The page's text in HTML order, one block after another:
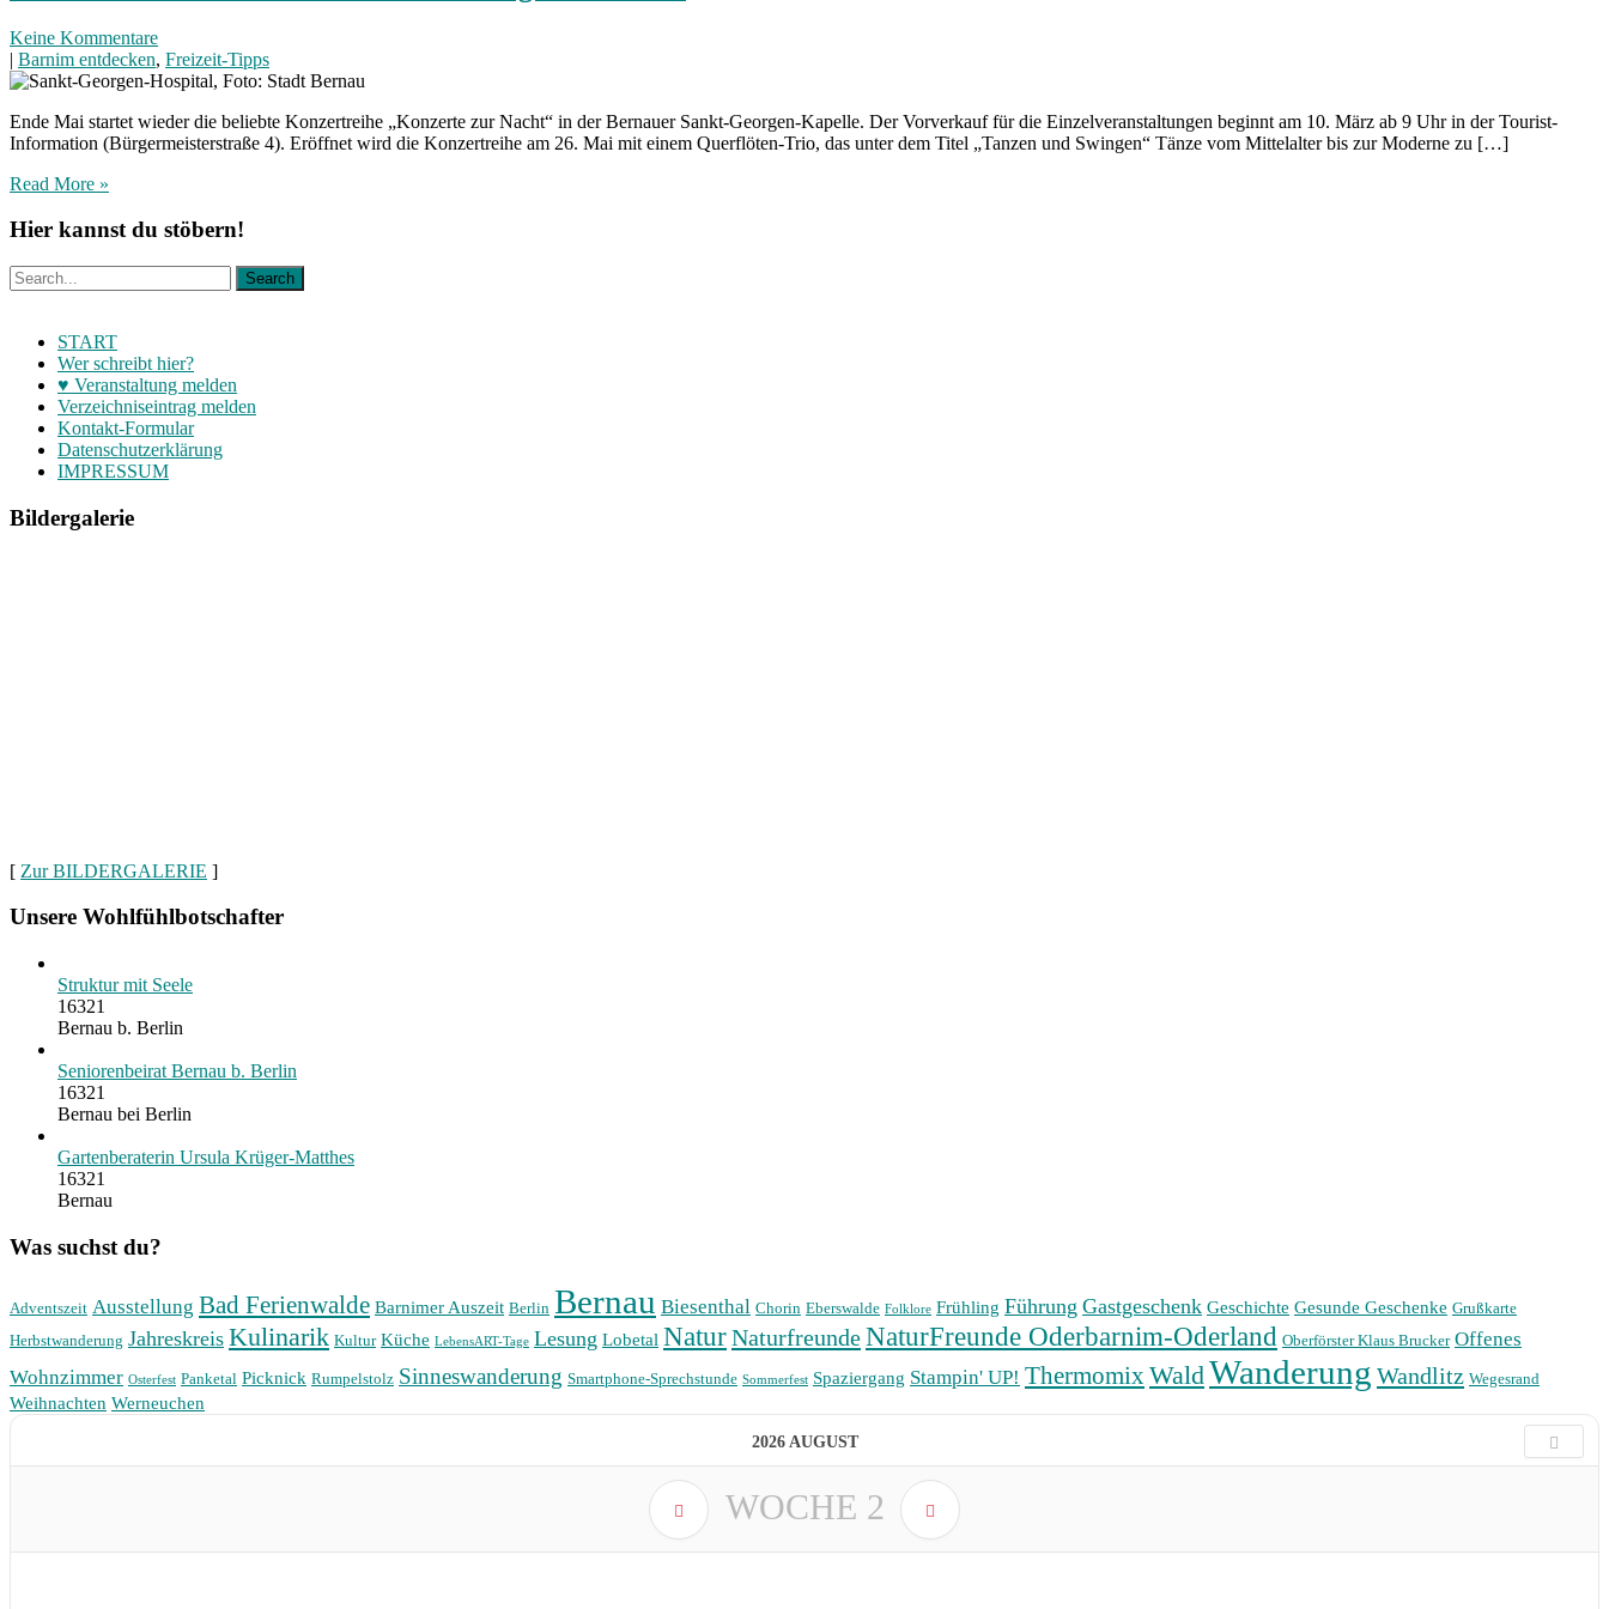
Keine Kommentare
| Barnim entdecken, Freizeit-Tipps
Ende Mai startet wieder die beliebte Konzertreihe „Konzerte zur Nacht“ in der Bernauer Sankt-Georgen-Kapelle. Der Vorverkauf für die Einzelveranstaltungen beginnt am 10. März ab 9 Uhr in der Tourist-
Information (Bürgermeisterstraße 4). Eröffnet wird die Konzertreihe am 26. Mai mit einem Querflöten-Trio, das unter dem Titel „Tanzen und Swingen“ Tänze vom Mittelalter bis zur Moderne zu […]
Read More »
Hier kannst du stöbern!
START
Wer schreibt hier?
♥ Veranstaltung melden
Verzeichniseintrag melden
Kontakt-Formular
Datenschutzerklärung
IMPRESSUM
Bildergalerie
[ Zur BILDERGALERIE ]
Unsere Wohlfühlbotschafter
Struktur mit Seele
16321
Bernau b. Berlin
Seniorenbeirat Bernau b. Berlin
16321
Bernau bei Berlin
Gartenberaterin Ursula Krüger-Matthes
16321
Bernau
Was suchst du?
Adventszeit Ausstellung Bad Ferienwalde Barnimer Auszeit Berlin Bernau Biesenthal Chorin Eberswalde Folklore Frühling Führung Gastgeschenk Geschichte Gesunde Geschenke Grußkarte
Herbstwanderung Jahreskreis Kulinarik Kultur Küche LebensART-Tage Lesung Lobetal NaturNaturfreundeNaturFreunde Oderbarnim-Oderland Oberförster Klaus Brucker Offenes
Wohnzimmer Osterfest Panketal Picknick Rumpelstolz Sinneswanderung Smartphone-Sprechstunde Sommerfest Spaziergang Stampin' UP! ThermomixWaldWanderung Wandlitz Wegesrand
Weihnachten Werneuchen
2026 AUGUST
WOCHE 2